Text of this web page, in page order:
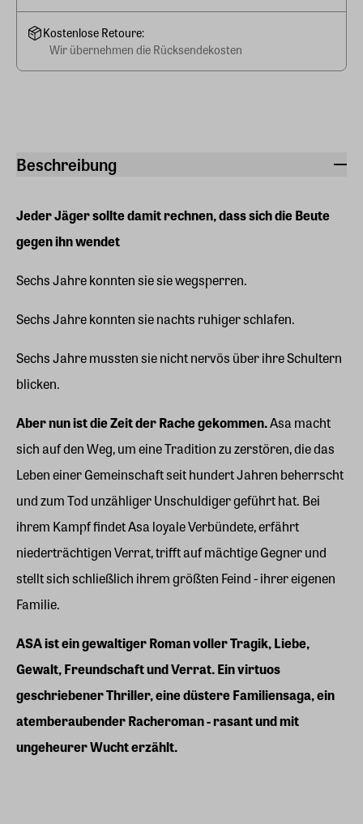
Beschreibung
Jeder Jäger sollte damit rechnen, dass sich die Beute
gegen ihn wendet
Sechs Jahre konnten sie sie wegsperren.
Sechs Jahre konnten sie nachts ruhiger schlafen.
Sechs Jahre mussten sie nicht nervös über ihre Schultern
blicken.
Aber nun ist die Zeit der Rache gekommen.Asa macht
sich auf den Weg, um eine Tradition zu zerstören, die das
Leben einer Gemeinschaft seit hundert Jahren beherrscht
und zum Tod unzähliger Unschuldiger geführt hat. Bei
ihrem Kampf findet Asa loyale Verbündete, erfährt
niederträchtigen Verrat, trifft auf mächtige Gegner und
stellt sich schließlich ihrem größten Feind - ihrer eigenen
Familie.
ASA ist ein gewaltiger Roman voller Tragik, Liebe,
Gewalt, Freundschaft und Verrat. Ein virtuos
geschriebener Thriller, eine düstere Familiensaga, ein
atemberaubender Racheroman - rasant und mit
ungeheurer Wucht erzählt.
Kostenlose Retoure:
Wir übernehmen die Rücksendekosten